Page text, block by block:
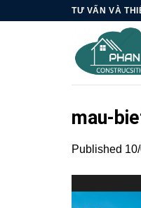
TƯ VẤN VÀ
mau-
Published